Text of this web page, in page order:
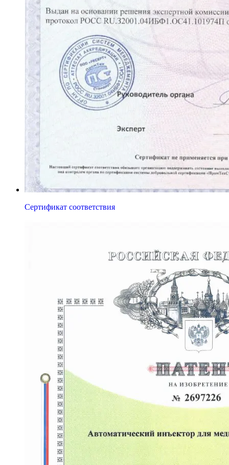
Сертификат соответствия